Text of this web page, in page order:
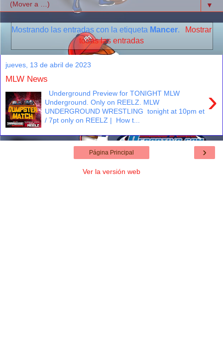
▼
Mostrando las entradas con la etiqueta Mancer.
Mostrar
todas las entradas
jueves, 13 de abril de 2023
MLW News
›
Underground Preview for TONIGHT MLW
Underground. Only on REELZ. MLW
UNDERGROUND WRESTLING tonight at 10pm et
/ 7pt only on REELZ | How t...
›
Página Principal
Ver la versión web